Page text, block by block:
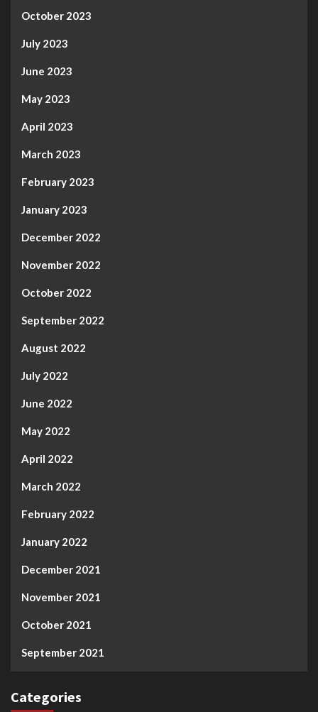
October 2023
July 2023
June 2023
May 2023
April 2023
March 2023
February 2023
January 2023
December 2022
November 2022
October 2022
September 2022
August 2022
July 2022
June 2022
May 2022
April 2022
March 2022
February 2022
January 2022
December 2021
November 2021
October 2021
September 2021
Categories